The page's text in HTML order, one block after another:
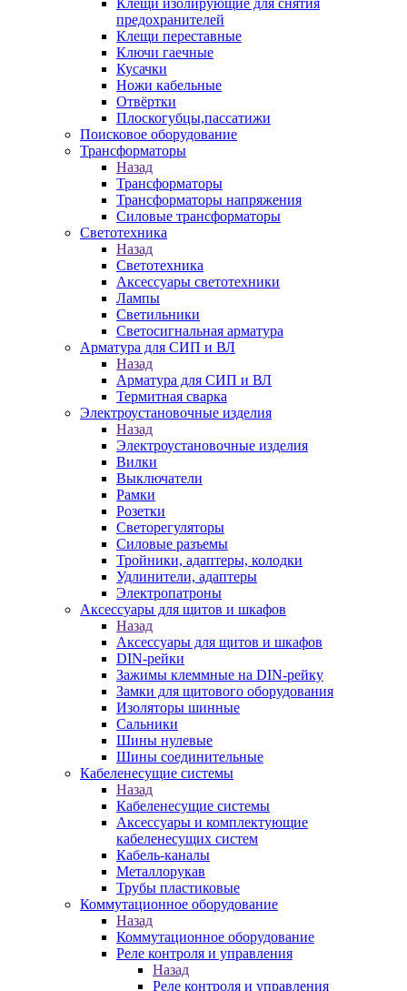
Клещи изолирующие для снятия
предохранителей
Клещи переставные
Ключи гаечные
Кусачки
Ножи кабельные
Отвёртки
Плоскогубцы,пассатижи
Поисковое оборудование
Трансформаторы
Назад
Трансформаторы
Трансформаторы напряжения
Силовые трансформаторы
Светотехника
Назад
Светотехника
Аксессуары светотехники
Лампы
Светильники
Светосигнальная арматура
Арматура для СИП и ВЛ
Назад
Арматура для СИП и ВЛ
Термитная сварка
Электроустановочные изделия
Назад
Электроустановочные изделия
Вилки
Выключатели
Рамки
Розетки
Светорегуляторы
Силовые разъемы
Тройники, адаптеры, колодки
Удлинители, адаптеры
Электропатроны
Аксессуары для щитов и шкафов
Назад
Аксессуары для щитов и шкафов
DIN-рейки
Зажимы клеммные на DIN-рейку
Замки для щитового оборудования
Изоляторы шинные
Сальники
Шины нулевые
Шины соединительные
Кабеленесущие системы
Назад
Кабеленесущие системы
Аксессуары и комплектующие
кабеленесущих систем
Кабель-каналы
Металлорукав
Трубы пластиковые
Коммутационное оборудование
Назад
Коммутационное оборудование
Реле контроля и управления
Назад
Реле контроля и управления